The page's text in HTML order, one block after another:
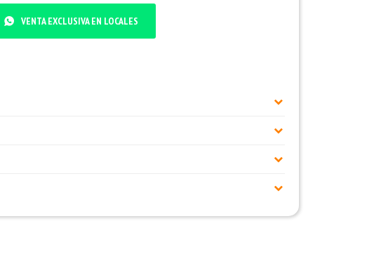
VENTA EXCLUSIVA EN LOCALES